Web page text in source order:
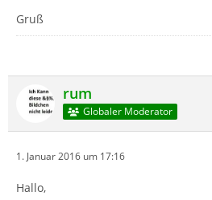
Gruß
rum
Globaler Moderator
1. Januar 2016 um 17:16
Hallo,